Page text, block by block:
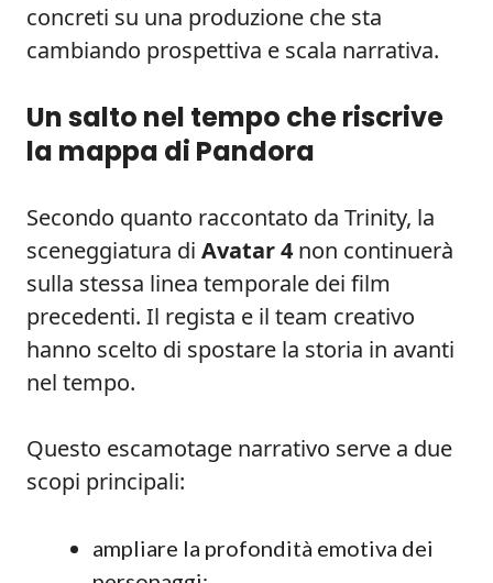
concreti su una produzione che sta
cambiando prospettiva e scala narrativa.
Un salto nel tempo che riscrive
la mappa di Pandora
Secondo quanto raccontato da Trinity, la
sceneggiatura di Avatar 4 non continuerà
sulla stessa linea temporale dei film
precedenti. Il regista e il team creativo
hanno scelto di spostare la storia in avanti
nel tempo.
Questo escamotage narrativo serve a due
scopi principali:
ampliare la profondità emotiva dei